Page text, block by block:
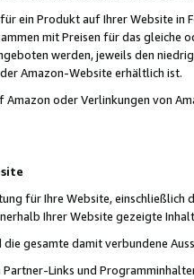
ein Produkt auf Ihrer Website
mit Preisen für das
werden, jeweils den
Amazon-Website erhältlich ist.
oder Verlinkungen von
für Ihre Website,
Ihrer Website gezeigte
die gesamte damit verbundene
Links und